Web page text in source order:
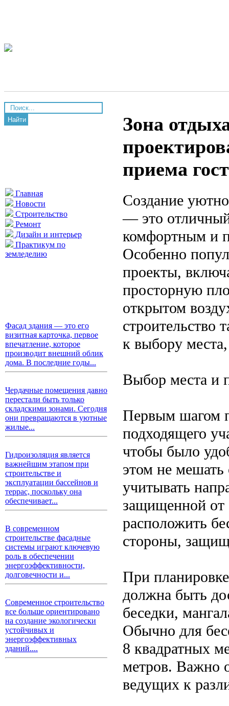
Найти
Главная
Новости
Строительство
Ремонт
Дизайн и интерьер
Практикум по
земледелию
Фасад здания — это его
визитная карточка, первое
впечатление, которое
производит внешний облик
дома. В последние годы...
Чердачные помещения давно
перестали быть только
складскими зонами. Сегодня
они превращаются в уютные
жилые...
Гидроизоляция является
важнейшим этапом при
строительстве и
эксплуатации бассейнов и
террас, поскольку она
обеспечивает...
В современном
строительстве фасадные
системы играют ключевую
роль в обеспечении
энергоэффективности,
долговечности и...
Современное строительство
все больше ориентировано
на создание экологически
устойчивых и
энергоэффективных
зданий....
Зона
приема
Создание
— это
комфортным и
Особенно
проекты,
просторную
открытом
строительство
к выбору
Выбор места и
Первым шагом
подходящего
чтобы было
этом не
учитывать
защищенной
расположить
стороны,
При
должна быть
беседки,
Обычно для
8 квадратных
метров. Важно
ведущих к